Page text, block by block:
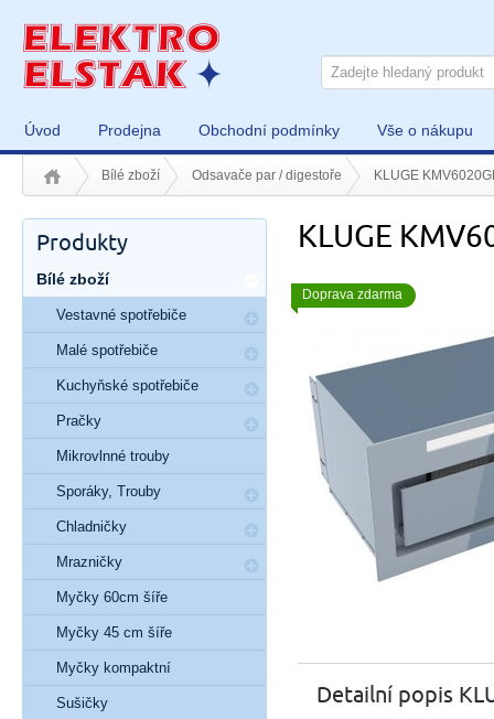
Úvod Prodejna Obchodní podmínky Vše o nákupu
Bílé zboží Odsavače par / digestoře KLUGE
KLUGE
Doprava zdarma
Detailní popis
Produkty
Bílé zboží
Vestavné spotřebiče
Malé spotřebiče
Kuchyňské spotřebiče
Pračky
Mikrovlnné trouby
Sporáky, Trouby
Chladničky
Mrazničky
Myčky 60cm šíře
Myčky 45 cm šíře
Myčky kompaktní
Sušičky